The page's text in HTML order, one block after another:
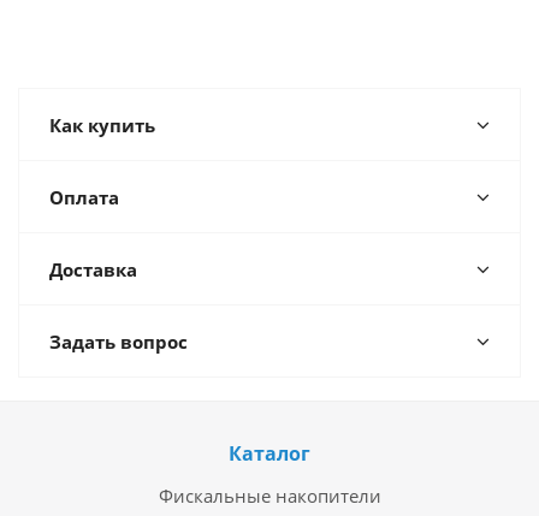
Как купить
Оплата
Доставка
Задать вопрос
Каталог
Фискальные накопители